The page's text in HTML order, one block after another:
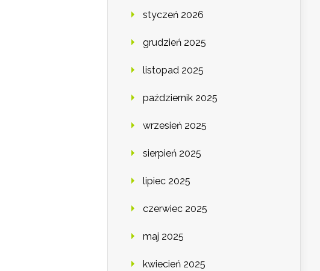
styczeń 2026
grudzień 2025
listopad 2025
październik 2025
wrzesień 2025
sierpień 2025
lipiec 2025
czerwiec 2025
maj 2025
kwiecień 2025